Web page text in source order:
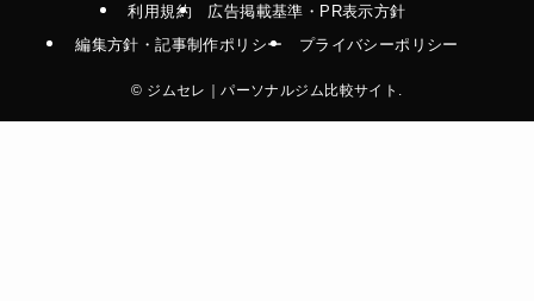
利用規約
広告掲載基準・PR表示方針
編集方針・記事制作ポリシー
プライバシーポリシー
© ジムセレ｜パーソナルジム比較サイト.